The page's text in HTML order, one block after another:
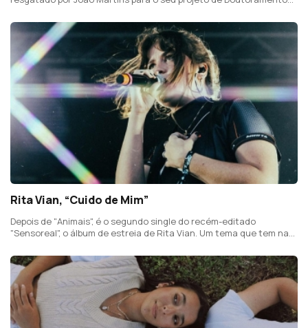
Rita Vian, “Cuido de Mim”
Depois de "Animais", é o segundo single do recém-editado
"Sensoreal", o álbum de estreia de Rita Vian. Um tema que tem na